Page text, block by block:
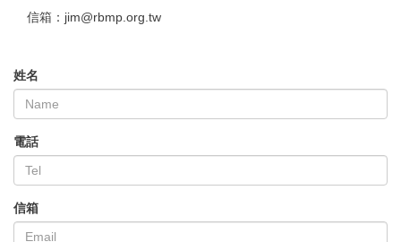
信箱：jim@rbmp.org.tw
姓名
電話
信箱